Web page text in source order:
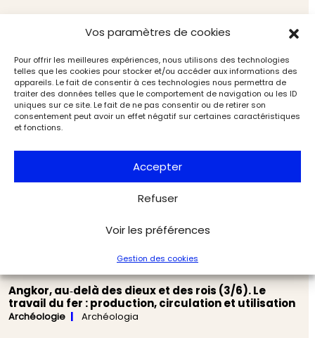
Vos paramètres de cookies
Pour offrir les meilleures expériences, nous utilisons des technologies
telles que les cookies pour stocker et/ou accéder aux informations des
appareils. Le fait de consentir à ces technologies nous permettra de
traiter des données telles que le comportement de navigation ou les ID
uniques sur ce site. Le fait de ne pas consentir ou de retirer son
consentement peut avoir un effet négatif sur certaines caractéristiques
et fonctions.
Accepter
Refuser
Voir les préférences
Gestion des cookies
Contenus associés
Angkor, au‑delà des dieux et des rois (3/6). Le
travail du fer : production, circulation et utilisation
Archéologie Archéologia